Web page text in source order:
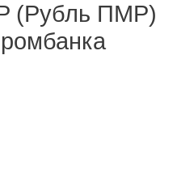
(Рубль ПМР)